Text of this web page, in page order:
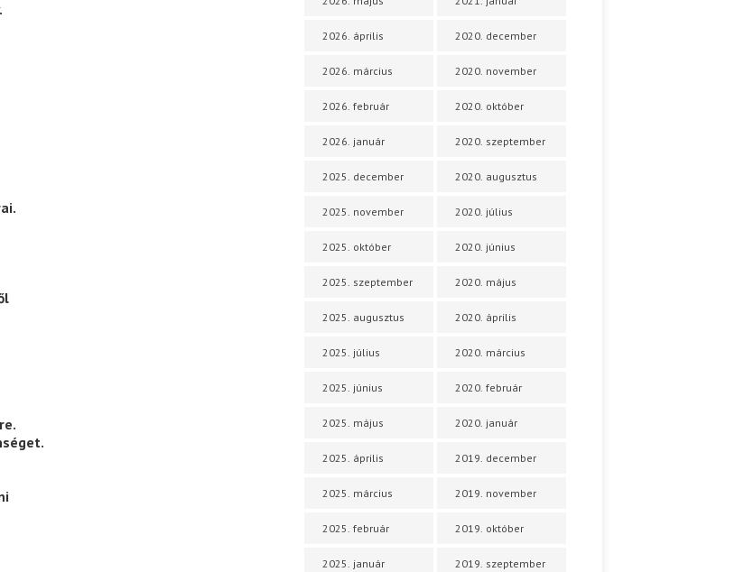
2026. április
2026. március
2026. február
2026. január
2025. december
2025. november
2025. október
2025. szeptember
2025. augusztus
2025. július
2025. június
2025. május
2025. április
2025. március
2025. február
2025. január
2020. december
2020. november
2020. október
2020. szeptember
2020. augusztus
2020. július
2020. június
2020. május
2020. április
2020. március
2020. február
2020. január
2019. december
2019. november
2019. október
2019. szeptember